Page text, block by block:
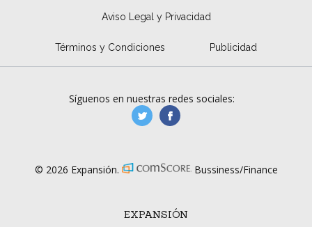
Aviso Legal y Privacidad
Términos y Condiciones Publicidad
EXPANSIÓN
Síguenos en nuestras redes sociales:
manufacturaGE
© 2026 Expansión. Bussiness/Finance